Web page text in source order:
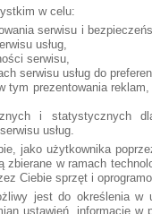
32 (24h)
46 (24h)
w celu:
serwisu i
usług,
serwisu,
serwisu usług do
tym prezentowania
i statystycznych
usług.
jako użytkownika
w ramach
Ciebie sprzęt i
jest do określenia w
ustawień, informacje w